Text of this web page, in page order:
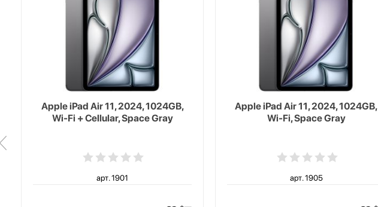
Apple iPad Air 11, 2024, 1024GB,
Wi-Fi + Cellular, Space Gray
арт. 1901
Apple iPad Air 11, 2024, 1024GB,
Wi-Fi, Space Gray
арт. 1905